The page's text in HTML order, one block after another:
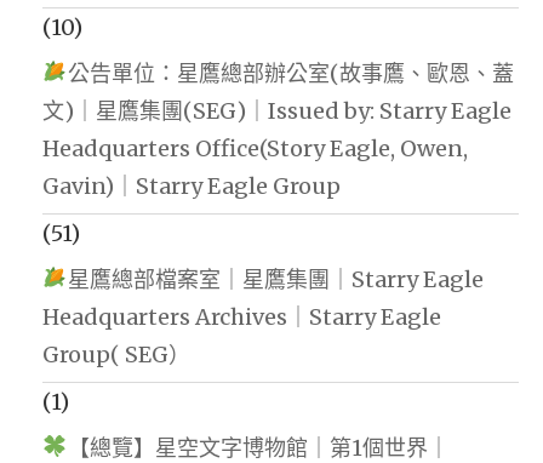
(10)
公告單位：星鷹總部辦公室(故事鷹、歐恩、蓋
文)｜星鷹集團(SEG)｜Issued by: Starry Eagle
Headquarters Office(Story Eagle, Owen,
Gavin)｜Starry Eagle Group
(51)
星鷹總部檔案室｜星鷹集團｜Starry Eagle
Headquarters Archives｜Starry Eagle
Group( SEG）
(1)
【總覽】星空文字博物館｜第1個世界｜